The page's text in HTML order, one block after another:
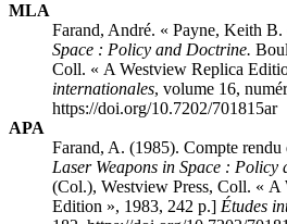
MLA
Farand, André. « Payne, Keith B.
Space : Policy and Doctrine.
Coll. « A Westview Replica
internationales, volume 16,
https://doi.org/10.7202/701815ar
APA
Farand, A. (1985). Compte
Laser Weapons in Space : Policy
(Col.), Westview Press, Coll. « A
Edition », 1983, 242 p.] Études